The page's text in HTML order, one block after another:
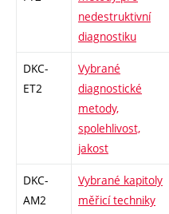
nedestruktivní
diagnostiku
DKC-
ET2
Vybrané
diagnostické
metody,
spolehlivost,
jakost
DKC-
AM2
Vybrané kapitoly
měřicí techniky